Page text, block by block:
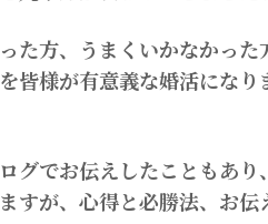
た方、うまくいかなかっ
皆様が有意義な婚活にな
グでお伝えしたこともあ
すが、心得と必勝法、お伝